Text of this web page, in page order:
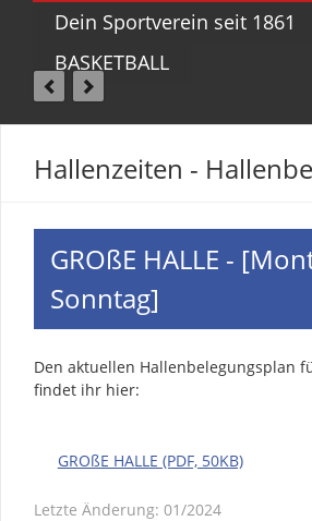
Dein Sportverein seit 1861
BASKETBALL
Hallenzeiten -
GROßE HALLE -
Sonntag]
Den aktuellen Hallenbelegungsplan
findet ihr hier:
GROßE HALLE (PDF, 50KB)
Letzte Änderung: 01/2024